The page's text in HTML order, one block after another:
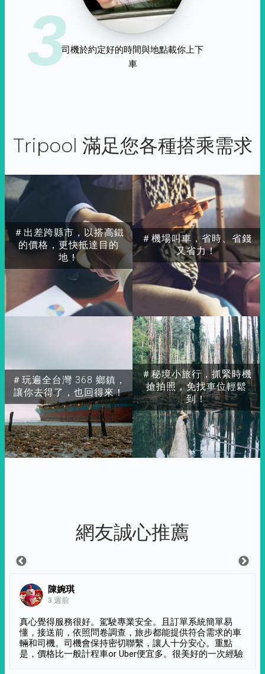
3司機於約定好的時間與地點載你上下
車
Tripool 滿足您各種搭乘需求
＃出差跨縣市，以搭高鐵
的價格，更快抵達目的
地！
＃玩遍全台灣 368 鄉鎮，
讓你去得了，也回得來！
＃秘境小旅行，抓緊時機
搶拍照，免找車位輕鬆
到！
＃機場叫車，省時、省錢
又省力！
網友誠心推薦
陳婉琪
3 週前
真心覺得服務很好。駕駛專業安全。且訂單系統簡單易
懂，接送前，依照問卷調查，旅步都能提供符合需求的車
輛和司機。司機會保持密切聯繫，讓人十分安心。重點
是，價格比一般計程車or Uber便宜多。很美好的一次經驗